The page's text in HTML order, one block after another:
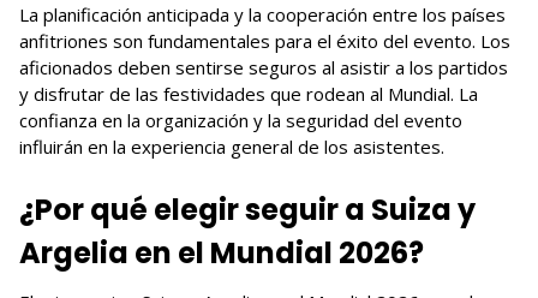
La planificación anticipada y la cooperación entre los países
anfitriones son fundamentales para el éxito del evento. Los
aficionados deben sentirse seguros al asistir a los partidos
y disfrutar de las festividades que rodean al Mundial. La
confianza en la organización y la seguridad del evento
influirán en la experiencia general de los asistentes.
¿Por qué elegir seguir a Suiza y
Argelia en el Mundial 2026?